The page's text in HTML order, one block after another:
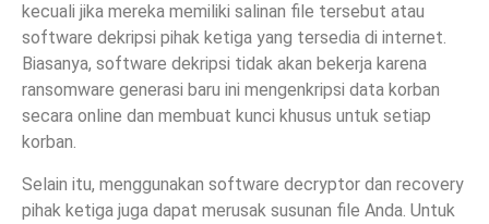
kecuali jika mereka memiliki salinan file tersebut atau
software dekripsi pihak ketiga yang tersedia di internet.
Biasanya, software dekripsi tidak akan bekerja karena
ransomware generasi baru ini mengenkripsi data korban
secara online dan membuat kunci khusus untuk setiap
korban.
Selain itu, menggunakan software decryptor dan recovery
pihak ketiga juga dapat merusak susunan file Anda. Untuk